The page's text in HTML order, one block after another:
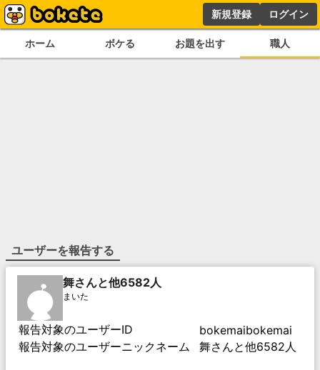
新規登録 ログイン
ホーム ボケる お題を出す 職人
ユーザーを報告する
舞さんと他6582人
まいた
報告対象のユーザーID
bokemaibokemai
報告対象のユーザーニックネーム
舞さんと他6582人